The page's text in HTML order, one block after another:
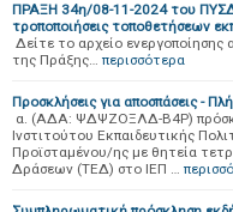
ΠΡΑΞΗ 34η/08-11-2024 του
τροποποιήσεις τοποθετήσεων
Δείτε το αρχείο
της Πράξης… περισσότερα
Προσκλήσεις για αποσπάσεις -
α. (ΑΔΑ: ΨΔΨΖΟΞΛΔ-Β4Ρ)
Ινστιτούτου Εκπαιδευτικής
Προϊσταμένου/ης με θητεία
Δράσεων (ΤΕΔ) στο ΙΕΠ …